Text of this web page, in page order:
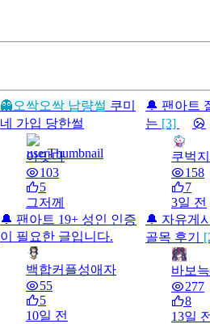
👻오싹오싹 납량썰 쿠미
네 가입 당한썰
아맞다
103
5
그저께
🔔 팬아트
는 [3]
쿠벅지
158
7
3일 전
🔔 팬아트 19+ 성인 인증
이 필요한 글입니다.
백합커플성애자
55
5
10일 전
🔔 자유게
골목 후기
바보
277
8
13일